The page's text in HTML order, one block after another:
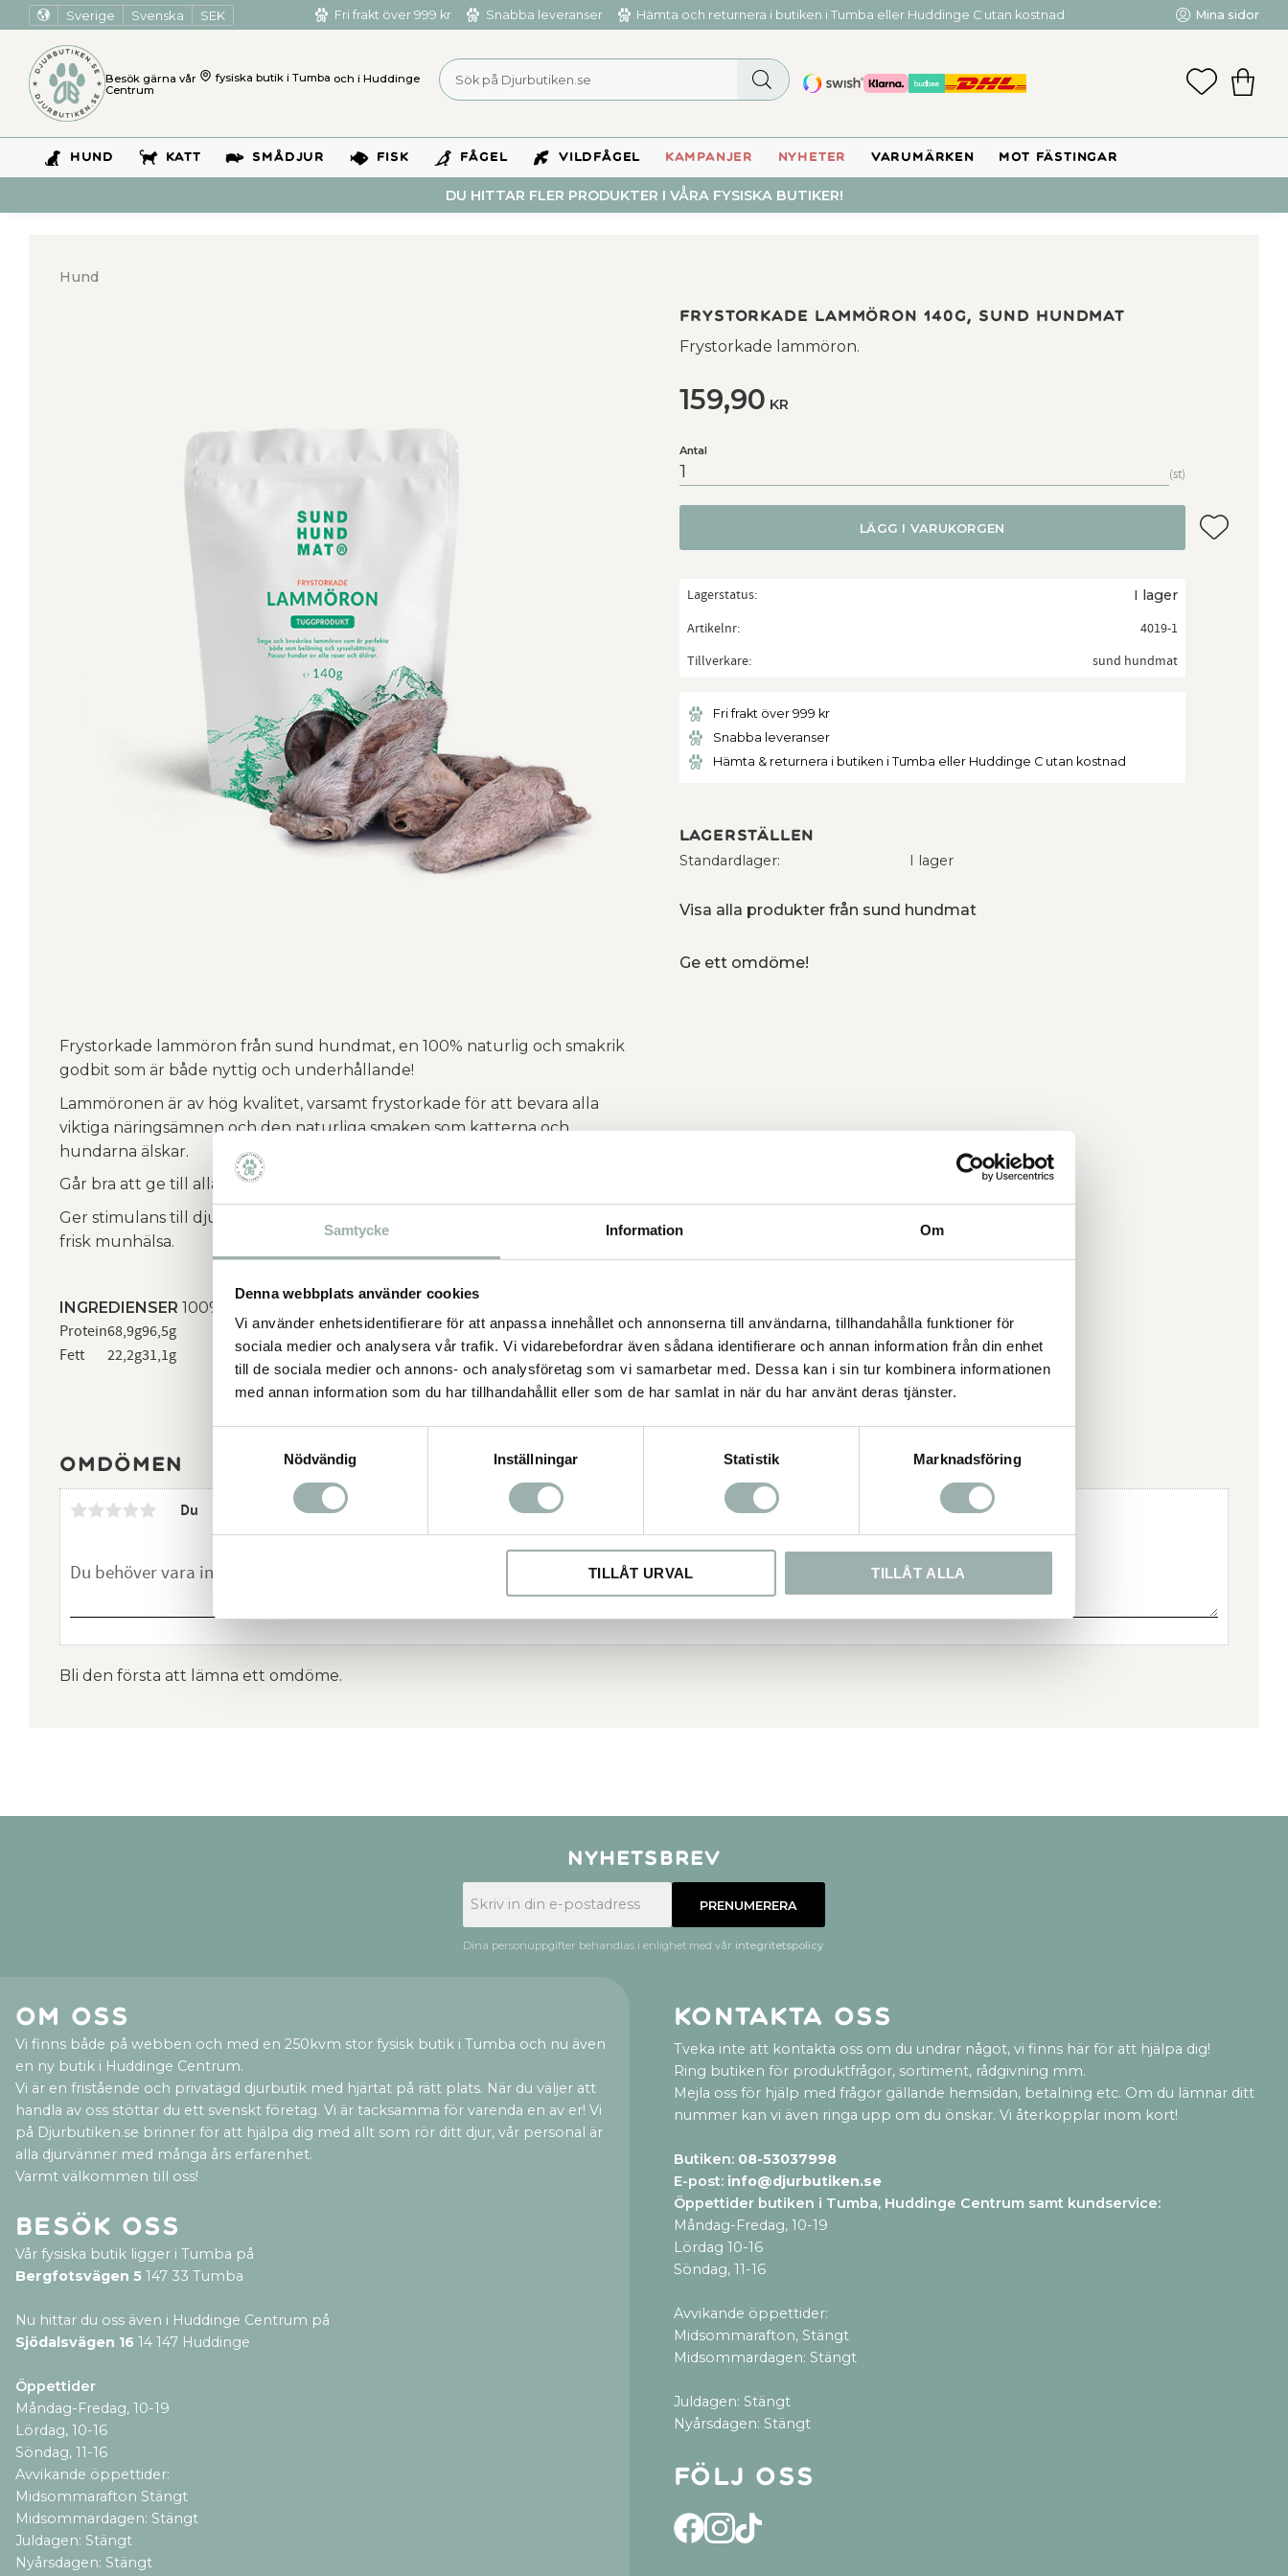
Samtycke Information Om
Denna webbplats använder cookies
Vi använder enhetsidentifierare för att anpassa innehållet och annonserna till användarna, tillhandahålla funktioner för
sociala medier och analysera vår trafik. Vi vidarebefordrar även sådana identifierare och annan information från din enhet
till de sociala medier och annons- och analysföretag som vi samarbetar med. Dessa kan i sin tur kombinera informationen
med annan information som du har tillhandahållit eller som de har samlat in när du har använt deras tjänster.
Nödvändig
Inställningar Statistik Marknadsföring
TILLÅT URVAL TILLÅT ALLA
Sverige Svenska SEK Fri frakt över 999 kr Snabba leveranser Hämta och returnera i butiken i Tumba eller Huddinge C utan kostnad Mina sidor
Besök gärna vår fysiska butik i Tumba och i Huddinge
Centrum
HUND KATT SMÅDJUR FISK FÅGEL VILDFÅGEL KAMPANJER NYHETER VARUMÄRKEN MOT FÄSTINGAR
DU HITTAR FLER PRODUKTER I VÅRA FYSISKA BUTIKER!
Hund
Frystorkade Lammöron 140g, Sund hundmat
Frystorkade lammöron.
159,90 KR
Antal
st
LÄGG I VARUKORGEN Lägg till i
Lagerstatus I lager
Artikelnr
4019-1
Tillverkare
sund hundmat
Fri frakt över 999 kr
Snabba leveranser
Hämta & returnera i butiken i Tumba eller Huddinge C utan kostnad
Lagerställen
Standardlager I lager
Visa alla produkter från sund hundmat
Ge ett omdöme!
Frystorkade lammöron från sund hundmat, en 100% naturlig och smakrik
godbit som är både nyttig och underhållande!
Lammöronen är av hög kvalitet, varsamt frystorkade för att bevara alla
viktiga näringsämnen och den naturliga smaken som katterna och
hundarna älskar.
Går bra att ge till alla åldra och storlek på och hund och katt.
Ger stimulans till djurets tänder och käkar och hjälper till att underhålla en
frisk munhälsa.
INGREDIENSER 100% lammöron.
Protein68,9g96,5g
Fett
22,2g31,1g
Omdömen
Du
Bli den första att lämna ett omdöme.
Nyhetsbrev
PRENUMERERA
Dina personuppgifter behandlas i enlighet med vår integritetspolicy.
Om oss
Vi finns både på webben och med en 250kvm stor fysisk butik i Tumba och nu även
en ny butik i Huddinge Centrum.
Vi är en fristående och privatägd djurbutik med hjärtat på rätt plats. När du väljer att
handla av oss stöttar du ett svenskt företag. Vi är tacksamma för varenda en av er! Vi
på Djurbutiken.se brinner för att hjälpa dig med allt som rör ditt djur, vår personal är
alla djurvänner med många års erfarenhet.
Varmt välkommen till oss!
Besök oss
Vår fysiska butik ligger i Tumba på
Bergfotsvägen 5 147 33 Tumba
Nu hittar du oss även i Huddinge Centrum på
Sjödalsvägen 16 14 147 Huddinge
Öppettider
Måndag-Fredag, 10-19
Lördag, 10-16
Söndag, 11-16
Avvikande öppettider:
Midsommarafton Stängt
Midsommardagen: Stängt
Juldagen: Stängt
Nyårsdagen: Stängt
Kontakta oss
Tveka inte att kontakta oss om du undrar något, vi finns här för att hjälpa dig!
Ring butiken för produktfrågor, sortiment, rådgivning mm.
Mejla oss för hjälp med frågor gällande hemsidan, betalning etc. Om du lämnar ditt
nummer kan vi även ringa upp om du önskar. Vi återkopplar inom kort!
Butiken: 08-53037998
E-post: info@djurbutiken.se
Öppettider butiken i Tumba, Huddinge Centrum samt kundservice:
Måndag-Fredag, 10-19
Lördag 10-16
Söndag, 11-16
Avvikande öppettider:
Midsommarafton, Stängt
Midsommardagen: Stängt
Juldagen: Stängt
Nyårsdagen: Stängt
Följ oss